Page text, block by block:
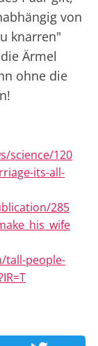
von
knarren"
Ärmel
ohne die
science/120
its-all-
285
tall-people-